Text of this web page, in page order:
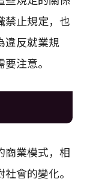
禁止規定，也
違反就業規
注意。
商業模式，相
會的變化。